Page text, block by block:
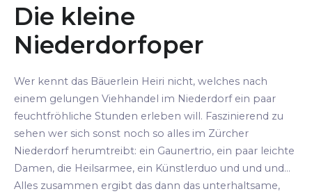
Die kleine
Niederdorfoper
Wer kennt das Bäuerlein Heiri nicht, welches nach
einem gelungen Viehhandel im Niederdorf ein paar
feuchtfröhliche Stunden erleben will. Faszinierend zu
sehen wer sich sonst noch so alles im Zürcher
Niederdorf herumtreibt: ein Gaunertrio, ein paar leichte
Damen, die Heilsarmee, ein Künstlerduo und und und...
Alles zusammen ergibt das dann das unterhaltsame,